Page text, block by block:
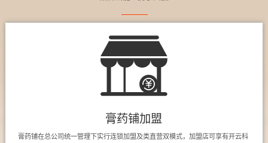
膏药铺加盟
膏药铺在总公司统一管理下实行连锁加盟及类直营双模式，加盟店可享有开云科